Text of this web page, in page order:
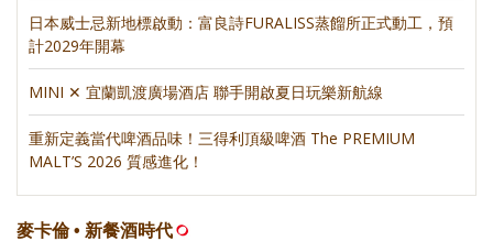
日本威士忌新地標啟動：富良詩FURALISS蒸餾所正式動工，預
計2029年開幕
MINI ✕ 宜蘭凱渡廣場酒店 聯手開啟夏日玩樂新航線
重新定義當代啤酒品味！三得利頂級啤酒 The PREMIUM
MALT’S 2026 質感進化！
麥卡倫 • 新餐酒時代